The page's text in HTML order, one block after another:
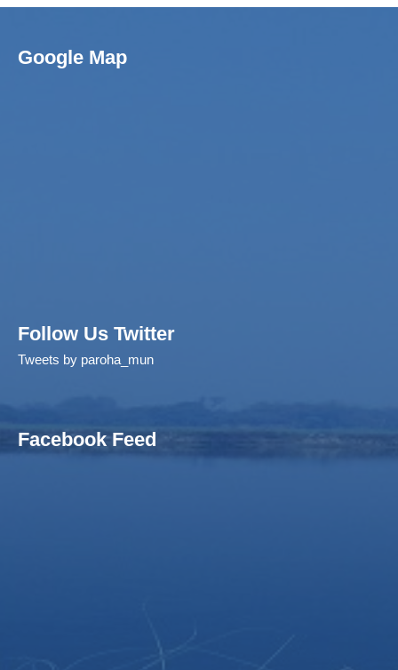
Google Map
Follow Us Twitter
Tweets by paroha_mun
Facebook Feed